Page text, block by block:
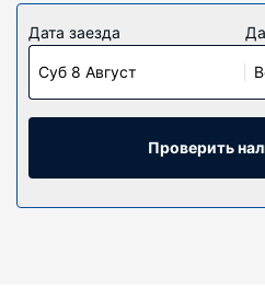
Почувствуйте себя как дома
где установлены ЖК-
беспроводной доступ к
оставаться на связи, а
скучать. В ванных комнатах
Дата заезда
Суб 8 Август
Проверить